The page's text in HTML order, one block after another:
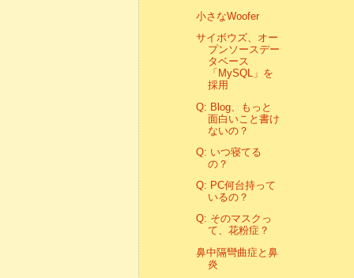
小さなWoofer
サイボウズ、オー
プンソースデー
タベース
「MySQL」を
採用
Q: Blog、もっと
面白いこと書け
ないの？
Q: いつ寝てる
の？
Q: PC何台持って
いるの？
Q: そのマスクっ
て、花粉症？
鼻中隔彎曲症と鼻
炎